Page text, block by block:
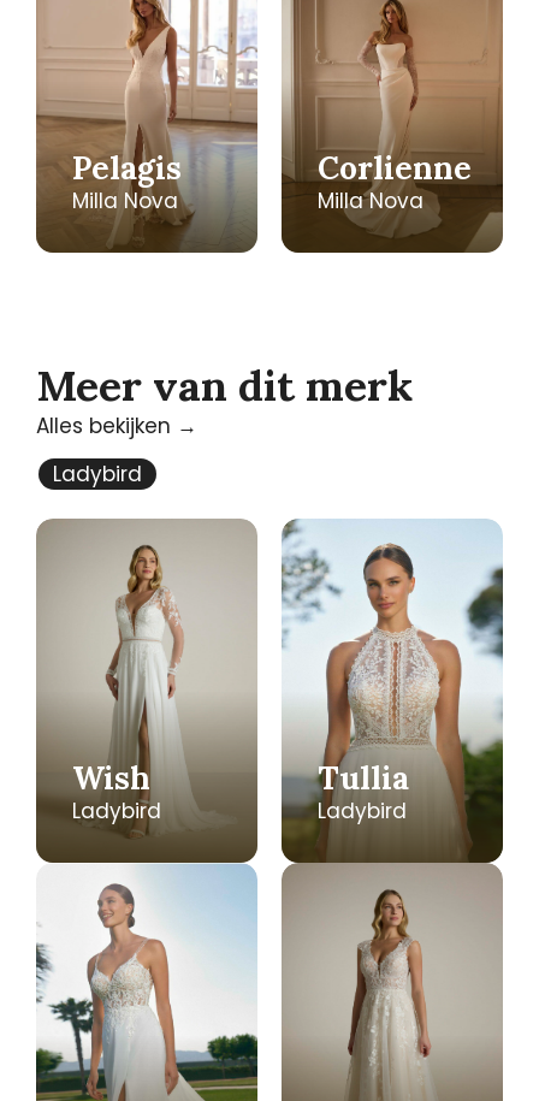
Pelagis
Milla Nova
Corlienne
Milla Nova
Meer van dit merk
Alles bekijken →
Ladybird
Wish
Ladybird
Tullia
Ladybird